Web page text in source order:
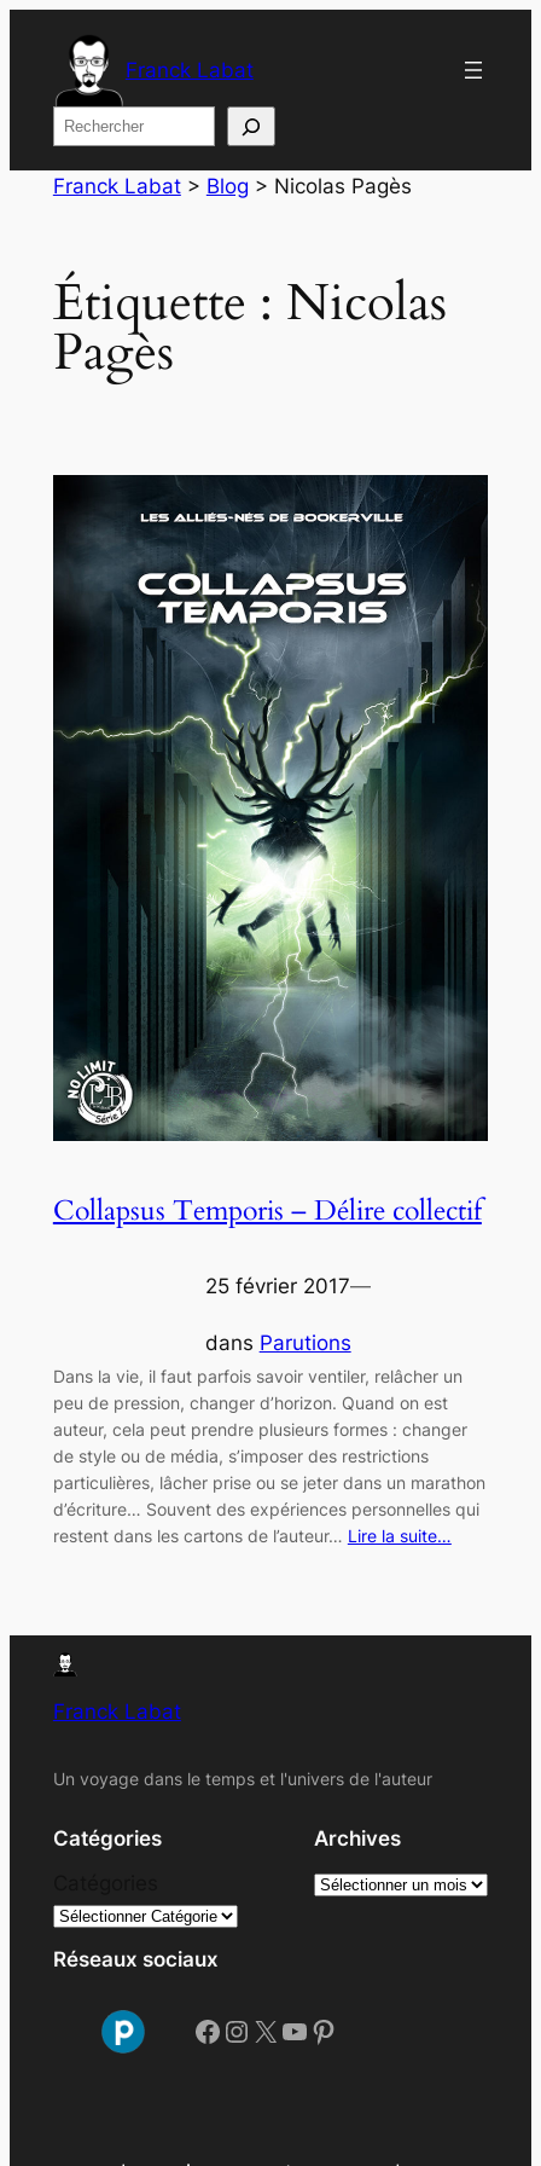
contenu
Franck Labat
Rechercher
Franck Labat> Blog > Nicolas Pagès
Étiquette : Nicolas
Pagès
Collapsus Temporis – Délire collectif
25 février 2017—
dans Parutions
Dans la vie, il faut parfois savoir ventiler, relâcher un
peu de pression, changer d’horizon. Quand on est
auteur, cela peut prendre plusieurs formes : changer
de style ou de média, s’imposer des restrictions
particulières, lâcher prise ou se jeter dans un marathon
d’écriture… Souvent des expériences personnelles qui
restent dans les cartons de l’auteur… Lire la suite…
Franck Labat
Un voyage dans le temps et l'univers de l'auteur
Catégories
Archives
A
v
Réseaux sociaux
Facebook Instagram X YouTube Pinterest